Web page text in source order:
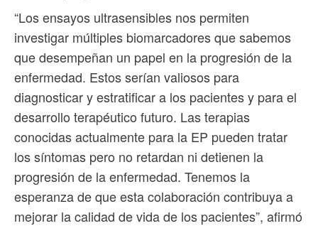
“Los ensayos ultrasensibles nos permiten
investigar múltiples biomarcadores que sabemos
que desempeñan un papel en la progresión de la
enfermedad. Estos serían valiosos para
diagnosticar y estratificar a los pacientes y para el
desarrollo terapéutico futuro. Las terapias
conocidas actualmente para la EP pueden tratar
los síntomas pero no retardan ni detienen la
progresión de la enfermedad. Tenemos la
esperanza de que esta colaboración contribuya a
mejorar la calidad de vida de los pacientes”, afirmó